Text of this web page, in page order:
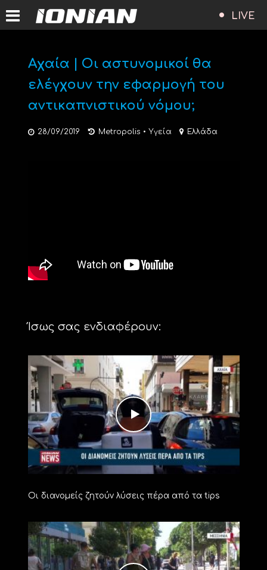
LIVE
Αχαία | Οι αστυνομικοί θα
ελέγχουν την εφαρμογή του
αντικαπνιστικού νόμου;
28/09/2019 Metropolis • Υγεία Ελλάδα
Ίσως σας ενδιαφέρουν:
Οι διανομείς ζητούν λύσεις πέρα από τα tips